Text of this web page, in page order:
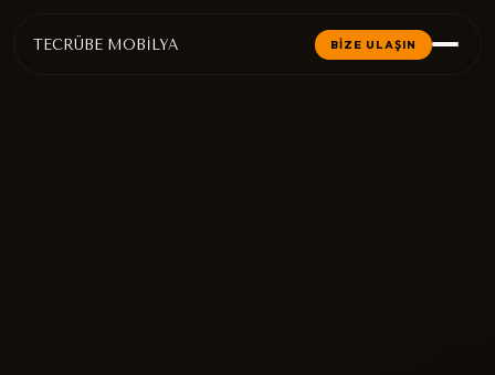
TECRÜBE MOBİLYA BİZE ULAŞIN